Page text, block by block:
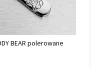
BEAR polerowane